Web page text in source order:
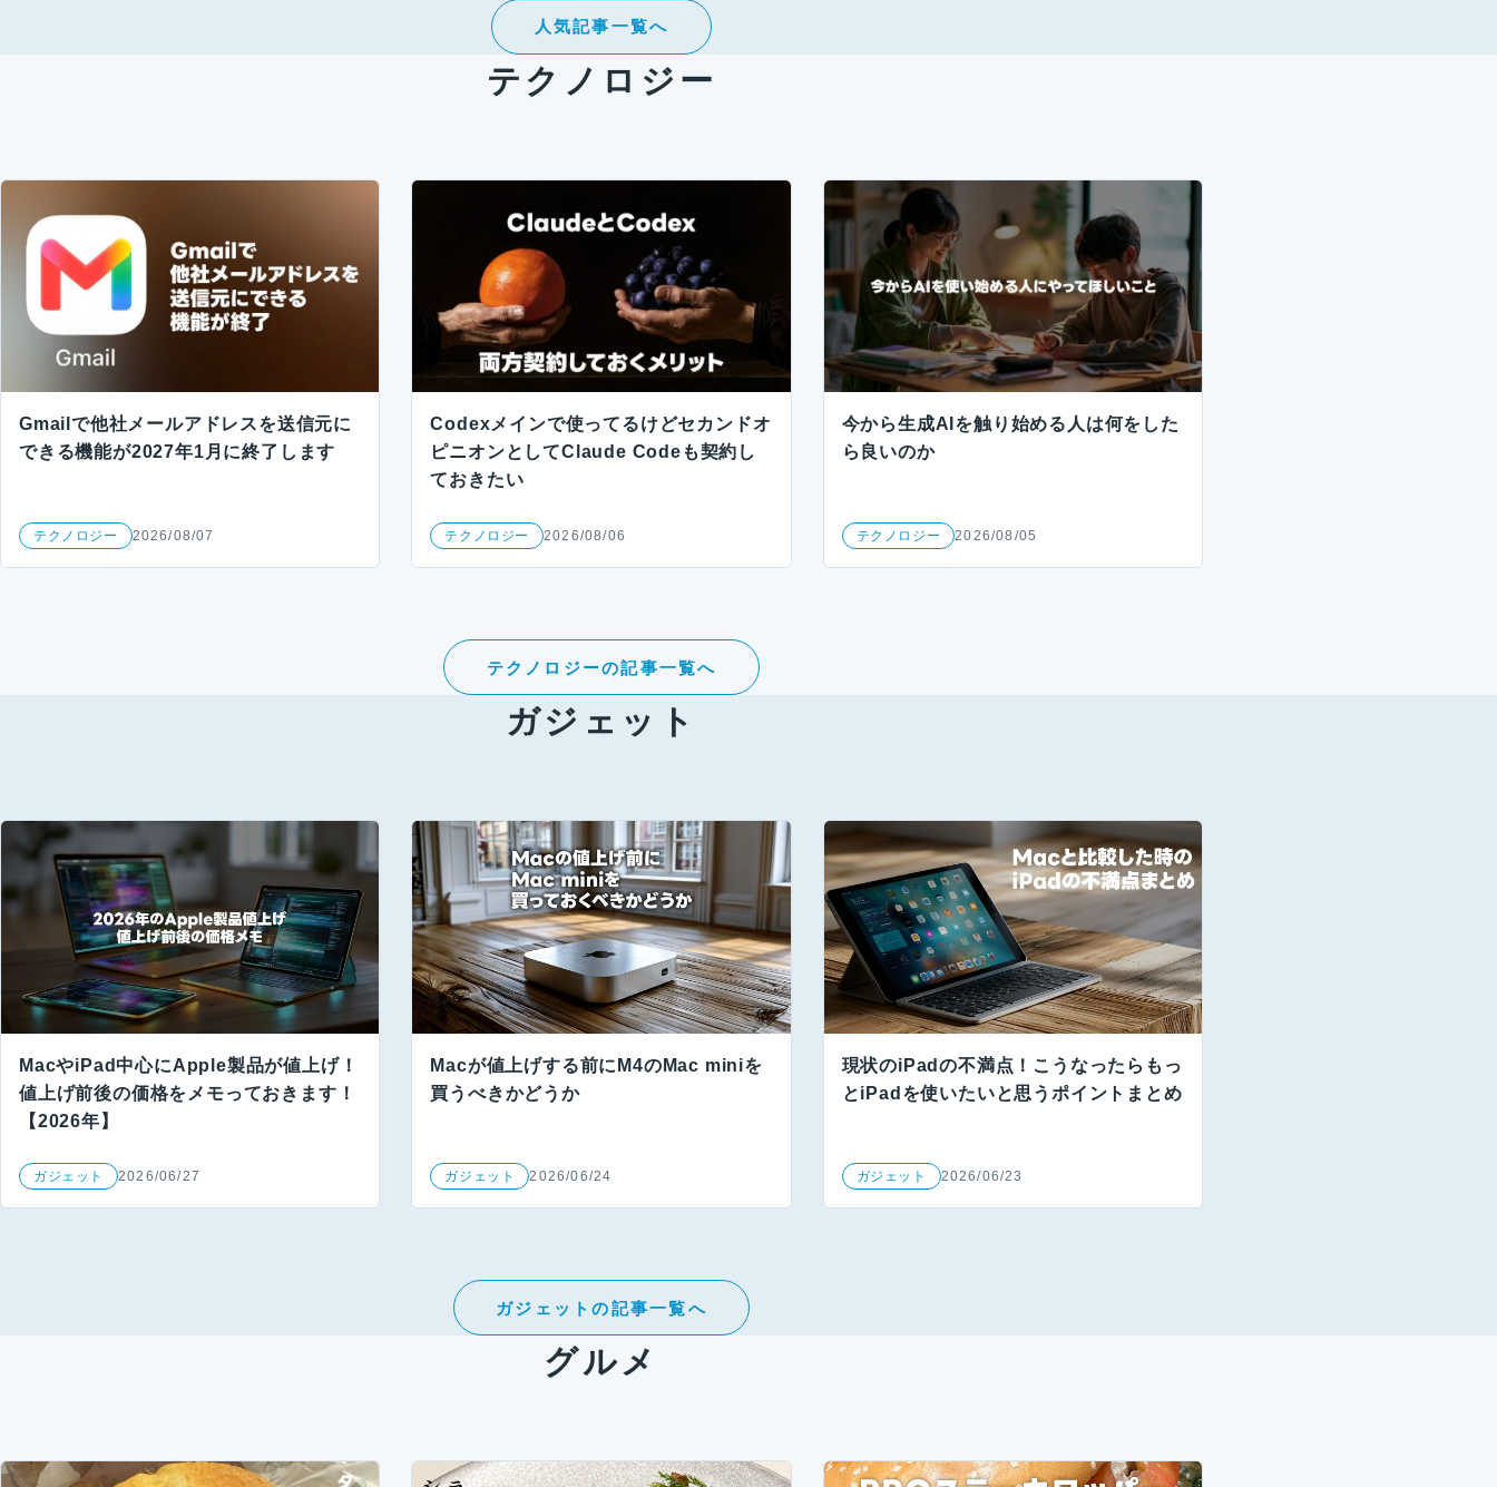
人気記事一覧へ
テクノロジー
Gmailで他社メールアドレスを送信元に
できる機能が2027年1月に終了します
テクノロジー 2026/08/07
Codexメインで使ってるけどセカンドオ
ピニオンとしてClaude Codeも契約し
ておきたい
テクノロジー 2026/08/06
今から生成AIを触り始める人は何をした
ら良いのか
テクノロジー 2026/08/05
テクノロジーの記事一覧へ
ガジェット
MacやiPad中心にApple製品が値上げ！
値上げ前後の価格をメモっておきます！
【2026年】
ガジェット 2026/06/27
Macが値上げする前にM4のMac miniを
買うべきかどうか
ガジェット 2026/06/24
現状のiPadの不満点！こうなったらもっ
とiPadを使いたいと思うポイントまとめ
ガジェット 2026/06/23
ガジェットの記事一覧へ
グルメ